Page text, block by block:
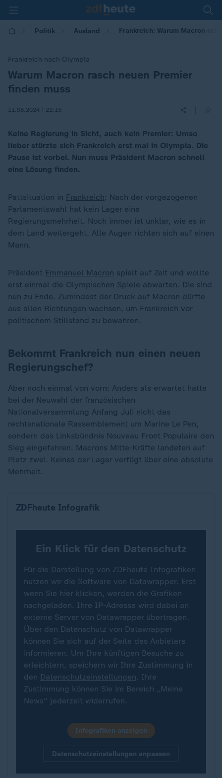
Politik Ausland Frankreich: Warum Macron
Frankreich nach Olympia
:
Warum Macron rasch neuen Premier
finden muss
11.08.2024 | 22:15
Keine Regierung in Sicht, auch kein Premier: Umso
lieber stürzte sich Frankreich erst mal in Olympia. Die
Pause ist vorbei. Nun muss Präsident Macron schnell
eine Lösung finden.
Pattsituation in Frankreich: Nach der vorgezogenen
Parlamentswahl hat kein Lager eine
Regierungsmehrheit. Noch immer ist unklar, wie es in
dem Land weitergeht. Alle Augen richten sich auf einen
Mann.
Präsident Emmanuel Macron spielt auf Zeit und wollte
erst einmal die Olympischen Spiele abwarten. Die sind
nun zu Ende. Zumindest der Druck auf Macron dürfte
aus allen Richtungen wachsen, um Frankreich vor
politischem Stillstand zu bewahren.
Bekommt Frankreich nun einen neuen
Regierungschef?
Aber noch einmal von vorn: Anders als erwartet hatte
bei der Neuwahl der französischen
Nationalversammlung Anfang Juli nicht das
rechtsnationale Rassemblement um Marine Le Pen,
sondern das Linksbündnis Nouveau Front Populaire den
Sieg eingefahren. Macrons Mitte-Kräfte landeten auf
Platz zwei. Keines der Lager verfügt über eine absolute
Mehrheit.
ZDFheute Infografik
Ein Klick für den Datenschutz
Für die Darstellung von ZDFheute Infografiken
nutzen wir die Software von Datawrapper. Erst
wenn Sie hier klicken, werden die Grafiken
nachgeladen. Ihre IP-Adresse wird dabei an
externe Server von Datawrapper übertragen.
Über den Datenschutz von Datawrapper
können Sie sich auf der Seite des Anbieters
informieren. Um Ihre künftigen Besuche zu
erleichtern, speichern wir Ihre Zustimmung in
den Datenschutzeinstellungen. Ihre
Zustimmung können Sie im Bereich „Meine
News“ jederzeit widerrufen.
Infografiken anzeigen
Datenschutzeinstellungen anpassen